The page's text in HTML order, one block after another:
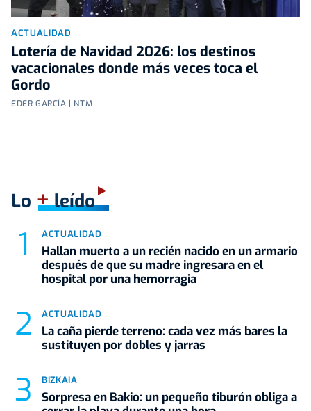
ACTUALIDAD
Lotería de Navidad 2026: los destinos
vacacionales donde más veces toca el
Gordo
EDER GARCÍA | NTM
Lo +leído
ACTUALIDAD
Hallan muerto a un recién nacido en un armario
después de que su madre ingresara en el
hospital por una hemorragia
ACTUALIDAD
La caña pierde terreno: cada vez más bares la
sustituyen por dobles y jarras
BIZKAIA
Sorpresa en Bakio: un pequeño tiburón obliga a